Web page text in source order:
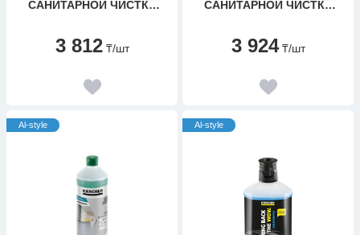
САНИТАРНОЙ ЧИСТКИ
3 812 ₸/шт
САНИТАРНОЙ ЧИСТКИ
3 924 ₸/шт
Al-style Al-style